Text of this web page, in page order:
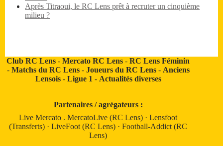
Après Titraoui, le RC Lens prêt à recruter un cinquième
milieu ?
Club RC Lens -Mercato RC Lens -RC Lens Féminin
- Matchs du RC Lens- Joueurs du RC Lens- Anciens
Lensois- Ligue 1 - Actualités diverses
Partenaires / agrégateurs :
Live Mercato .MercatoLive (RC Lens) ·Lensfoot
(Transferts) ·LiveFoot (RC Lens) ·Football-Addict (RC
Lens)